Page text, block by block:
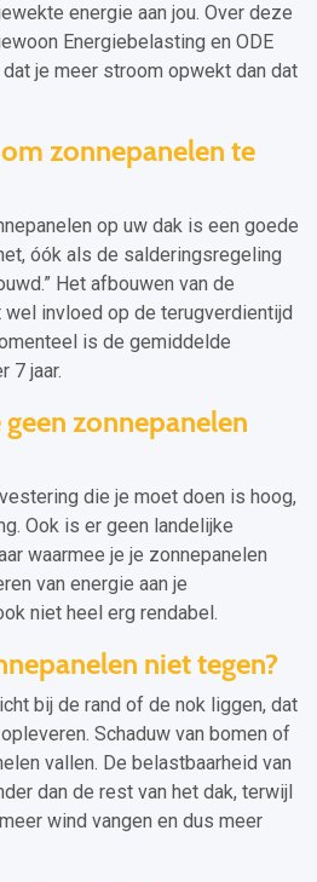
energie aan jou. Over deze
Energiebelasting en ODE
je meer stroom opwekt dan dat
zonnepanelen te
op uw dak is een goede
óók als de salderingsregeling
Het afbouwen van de
invloed op de terugverdientijd
is de gemiddelde
7 jaar.
zonnepanelen
die je moet doen is hoog,
Ook is er geen landelijke
waarmee je je zonnepanelen
van energie aan je
niet heel erg rendabel.
niet tegen?
bij de rand of de nok liggen, dat
Schaduw van bomen of
vallen. De belastbaarheid van
dan de rest van het dak, terwijl
wind vangen en dus meer